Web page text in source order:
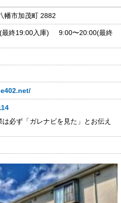
幡市加茂町 2882
最終19:00入庫) 9:00〜20:00(最終
必ず「ガレナビを見た」とお伝え